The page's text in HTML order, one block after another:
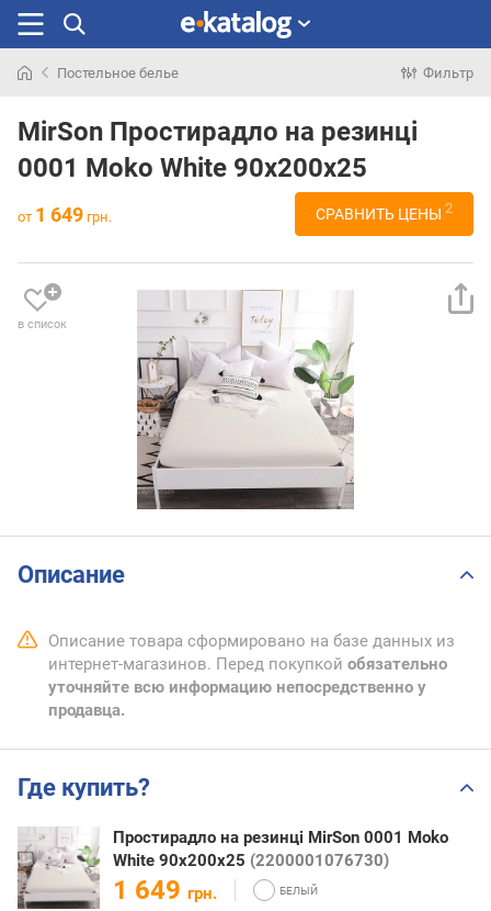
раньше
Постельное белье Фильтр
MirSon Простирадло на резинці
0001 Moko White 90х200х25
от 1 649 грн. СРАВНИТЬ ЦЕНЫ 2
в список
Описание
Описание товара сформировано на базе данных из
интернет-магазинов. Перед покупкой обязательно
уточняйте всю информацию непосредственно у
продавца.
Где купить?
Простирадло на резинці MirSon 0001 Moko
White 90х200х25 (2200001076730)
1 649 грн.